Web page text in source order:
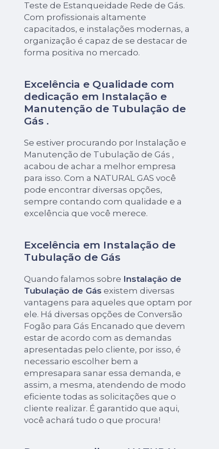
Teste de Estanqueidade Rede de Gás.
Com profissionais altamente
capacitados, e instalações modernas, a
organização é capaz de se destacar de
forma positiva no mercado.
Excelência e Qualidade com
dedicação em Instalação e
Manutenção de Tubulação de
Gás .
Se estiver procurando por Instalação e
Manutenção de Tubulação de Gás ,
acabou de achar a melhor empresa
para isso. Com a NATURAL GAS você
pode encontrar diversas opções,
sempre contando com qualidade e a
excelência que você merece.
Excelência em Instalação de
Tubulação de Gás
Quando falamos sobre Instalação de
Tubulação de Gás existem diversas
vantagens para aqueles que optam por
ele. Há diversas opções de Conversão
Fogão para Gás Encanado que devem
estar de acordo com as demandas
apresentadas pelo cliente, por isso, é
necessario escolher bem a
empresapara sanar essa demanda, e
assim, a mesma, atendendo de modo
eficiente todas as solicitações que o
cliente realizar. É garantido que aqui,
você achará tudo o que procura!